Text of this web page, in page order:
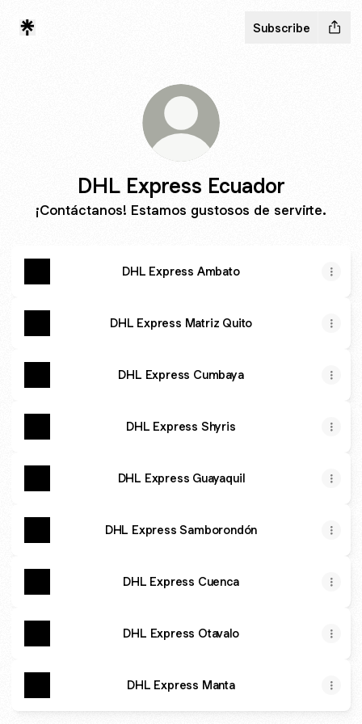
Subscribe
DHL Express Ecuador
¡Contáctanos! Estamos gustosos de servirte.
DHL Express Ambato
DHL Express Matriz Quito
DHL Express Cumbaya
DHL Express Shyris
DHL Express Guayaquil
DHL Express Samborondón
DHL Express Cuenca
DHL Express Otavalo
DHL Express Manta